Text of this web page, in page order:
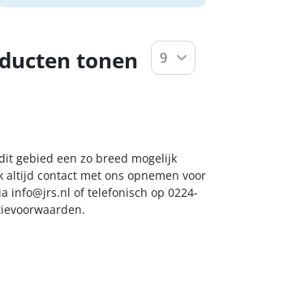
tonen
gebied een zo breed mogelijk
contact met ons opnemen voor
info@jrs.nl of telefonisch op 0224-